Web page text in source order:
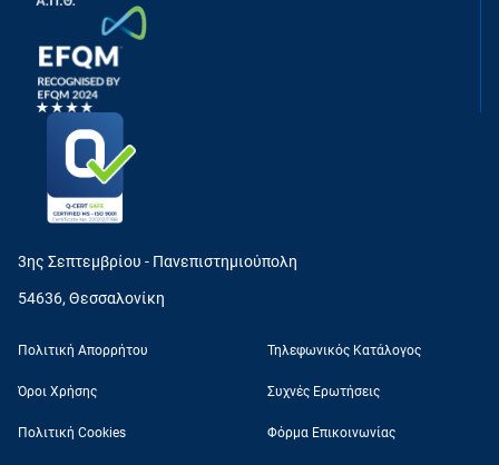
3ης Σεπτεμβρίου - Πανεπιστημιούπολη
54636, Θεσσαλονίκη
Πολιτική Απορρήτου
Όροι Χρήσης
Πολιτική Cookies
Τηλεφωνικός Κατάλογος
Συχνές Ερωτήσεις
Φόρμα Επικοινωνίας